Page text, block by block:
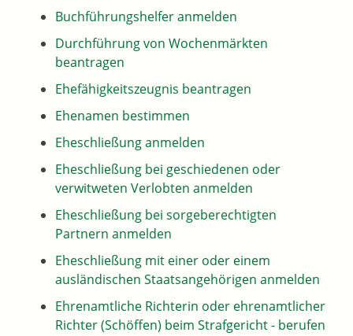
Buchführungshelfer anmelden
Durchführung von Wochenmärkten
beantragen
Ehefähigkeitszeugnis beantragen
Ehenamen bestimmen
Eheschließung anmelden
Eheschließung bei geschiedenen oder
verwitweten Verlobten anmelden
Eheschließung bei sorgeberechtigten
Partnern anmelden
Eheschließung mit einer oder einem
ausländischen Staatsangehörigen anmelden
Ehrenamtliche Richterin oder ehrenamtlicher
Richter (Schöffen) beim Strafgericht - berufen